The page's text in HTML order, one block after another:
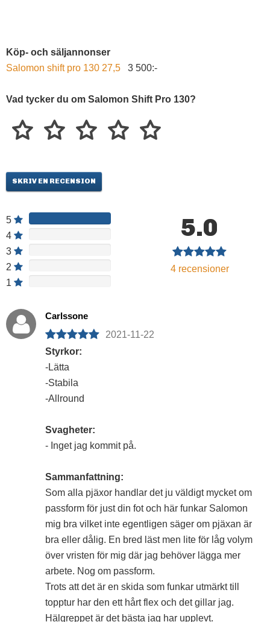
Köp- och säljannonser
Salomon shift pro 130 27,5 3 500:-
Vad tycker du om Salomon Shift Pro 130?
SKRIV EN RECENSION
5
4
3
2
1
5.0
4recensioner
Carlssone
2021-11-22
Styrkor:
-Lätta
-Stabila
-Allround
Svagheter:
- Inget jag kommit på.
Sammanfattning:
Som alla pjäxor handlar det ju väldigt mycket om
passform för just din fot och här funkar Salomon
mig bra vilket inte egentligen säger om pjäxan är
bra eller dålig. En bred läst men lite för låg volym
över vristen för mig där jag behöver lägga mer
arbete. Nog om passform.
Trots att det är en skida som funkar utmärkt till
topptur har den ett hårt flex och det gillar jag.
Hälgreppet är det bästa jag har upplevt.